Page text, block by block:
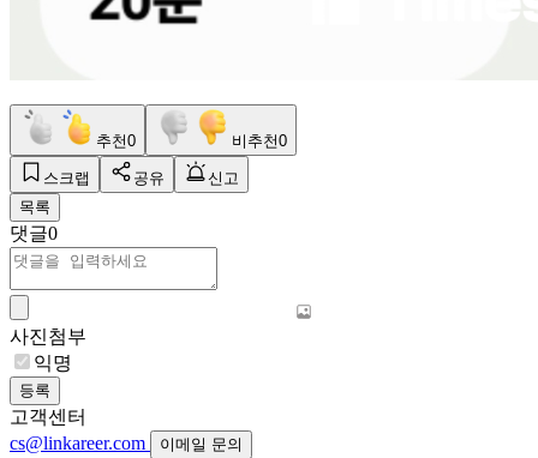
추천0 비추천0
스크랩 공유
신고
목록
댓글0
사진첨부
익명
등록
고객센터
cs@linkareer.com
이메일 문의